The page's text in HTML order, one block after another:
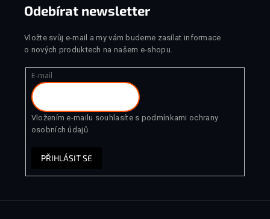
Odebírat newsletter
Vložte svůj e-mail a my vám budeme zasílat informace
o nových produktech na našem e-shopu.
E-mail
Vložením e-mailu souhlasíte s podmínkami ochrany
osobních údajů
PŘIHLÁSIT SE